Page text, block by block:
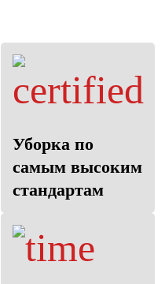
Уборка по
самым высоким
стандартам